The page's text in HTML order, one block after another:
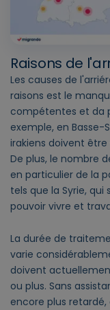
Raisons de
Les causes de
raisons est le
compétentes et da
exemple, en
irakiens doivent
De plus, le nombre
en particulier de la
tels que la Syrie,
pouvoir vivre et
La durée de
varie
doivent
ou plus. Sans
encore plus